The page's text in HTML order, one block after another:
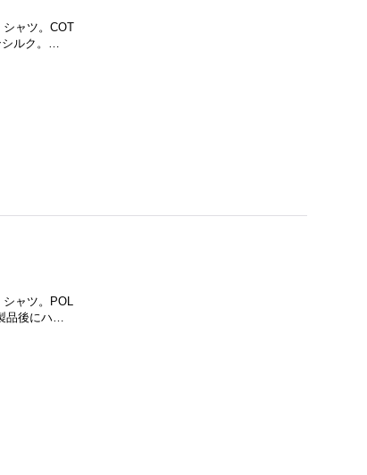
ャツ。COT
シルク。…
ャツ。POL
品後にハ…